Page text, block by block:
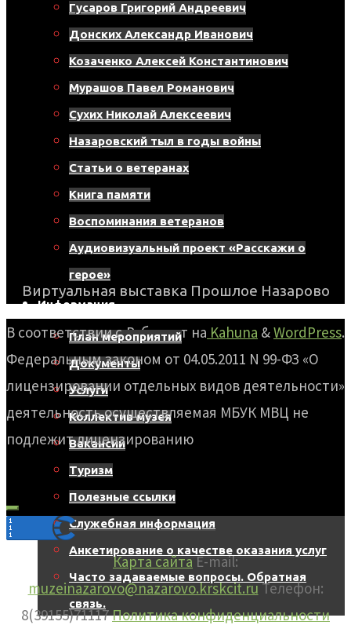
Гусаров Григорий Андреевич
Донских Александр Иванович
Козаченко Алексей Константинович
Мурашов Павел Романович
Сухих Николай Алексеевич
Назаровский тыл в годы войны
Статьи о ветеранах
Книга памяти
Воспоминания ветеранов
Аудиовизуальный проект «Расскажи о
герое»
Информация
План мероприятий
Документы
Услуги
Коллектив музея
Вакансии
Туризм
Полезные ссылки
Служебная информация
Анкетирование о качестве оказания услуг
Часто задаваемые вопросы. Обратная
связь.
Виртуальная выставка Прошлое Назарово
Работает на Kahuna &WordPress.
В соответствии с
Федеральным законом от 04.05.2011 N 99-ФЗ «О
лицензировании отдельных видов деятельности»
деятельность осуществляемая МБУК МВЦ не
подлежит лицензированию
Карта сайтаE-mail:
muzeinazarovo@nazarovo.krskcit.ruТелефон:
8(39155)71117Политика конфиденциальности